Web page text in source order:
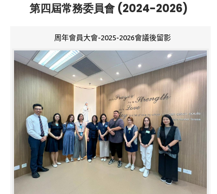
第四屆常務委員會 (2024-2026)
周年會員大會-2025-2026會議後留影